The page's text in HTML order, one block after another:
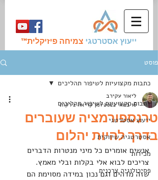
ייעוץ אסטרטגי צמיחה פיזיקלית™
פוסט
כתבות מקצועיות לשיפור תהליכים
ייעוץ אסטרטגי
אסטרטגיה שיווקית
מכירות
פסיכולוגיה צרכנית
כתבות מקצועיות לשיפור תהליכים
טרנספורמציה שעוברים
בדרך להיות יהלום
ליאור עקירב
16 במאי 2022
זמן קריאה 2 דקות
אנשים אומרים כל מיני מנטרות הדברים
צריכים לבוא אלי בקלות ובלי מאמץ.
שזה מדהים וגם נכון במידה מסוימת הם